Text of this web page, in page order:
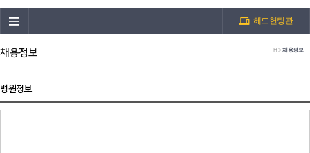
헤드헌팅관
채용정보 H >채용정보
병원정보